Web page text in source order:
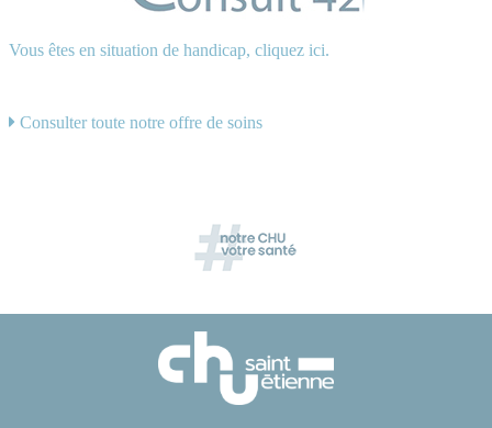
Vous êtes en situation de handicap, cliquez ici.
Consulter toute notre offre de soins